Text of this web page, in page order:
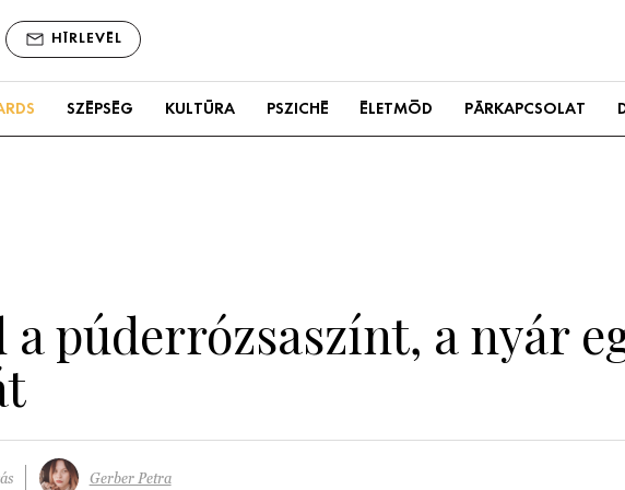
HÍRLEVÉL
SZÉPSÉG KULTÚRA PSZICHÉ ÉLETMÓD PÁRKAPCSOLAT
a púderrózsaszínt, a nyár
Gerber Petra